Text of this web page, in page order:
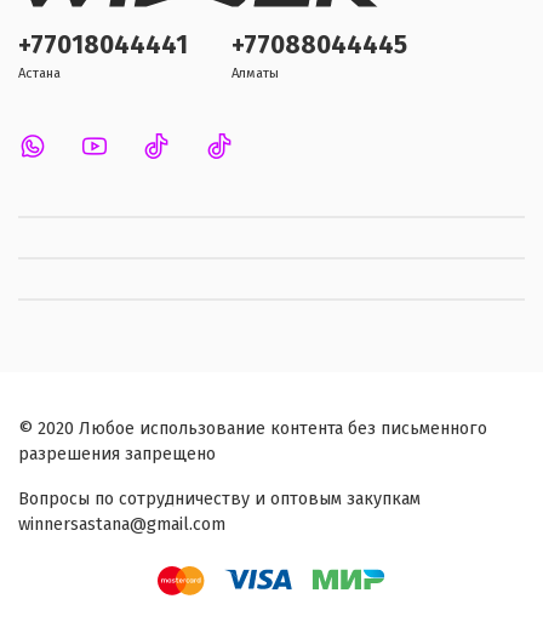
+77018044441
Астана
+77088044445
Алматы
© 2020 Любое использование контента без письменного
разрешения запрещено
Вопросы по сотрудничеству и оптовым закупкам
winnersastana@gmail.com